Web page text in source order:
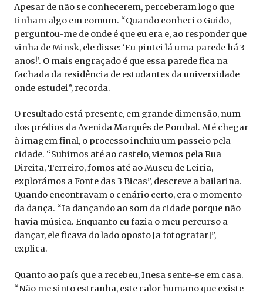
Apesar de não se conhecerem, perceberam logo que
tinham algo em comum. “Quando conheci o Guido,
perguntou-me de onde é que eu era e, ao responder que
vinha de Minsk, ele disse: ‘Eu pintei lá uma parede há 3
anos!’. O mais engraçado é que essa parede fica na
fachada da residência de estudantes da universidade
onde estudei”, recorda.
O resultado está presente, em grande dimensão, num
dos prédios da Avenida Marquês de Pombal. Até chegar
à imagem final, o processo incluiu um passeio pela
cidade. “Subimos até ao castelo, viemos pela Rua
Direita, Terreiro, fomos até ao Museu de Leiria,
explorámos a Fonte das 3 Bicas”, descreve a bailarina.
Quando encontravam o cenário certo, era o momento
da dança. “Ia dançando ao som da cidade porque não
havia música. Enquanto eu fazia o meu percurso a
dançar, ele ficava do lado oposto [a fotografar]”,
explica.
Quanto ao país que a recebeu, Inesa sente-se em casa.
“Não me sinto estranha, este calor humano que existe